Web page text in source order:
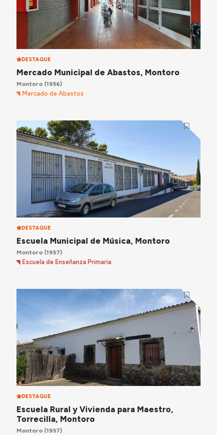
DESTAQUE
Mercado Municipal de Abastos, Montoro
Montoro(1956)
Mercado de Abastos
DESTAQUE
Escuela Municipal de Música, Montoro
Montoro(1957)
Escuela de Enseñanza Primaria
DESTAQUE
Escuela Rural y Vivienda para Maestro,
Torrecilla, Montoro
Montoro(1957)